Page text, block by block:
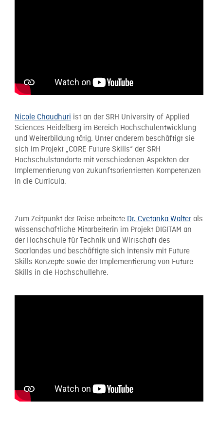
Nicole Chaudhuri ist an der SRH University of Applied
Sciences Heidelberg im Bereich Hochschulentwicklung
und Weiterbildung tätig. Unter anderem beschäftigt sie
sich im Projekt „CORE Future Skills“ der SRH
Hochschulstandorte mit verschiedenen Aspekten der
Implementierung von zukunftsorientierten Kompetenzen
in die Curricula.
Zum Zeitpunkt der Reise arbeitete Dr. Cvetanka Walter als
wissenschaftliche Mitarbeiterin im Projekt DIGITAM an
der Hochschule für Technik und Wirtschaft des
Saarlandes und beschäftigte sich intensiv mit Future
Skills Konzepte sowie der Implementierung von Future
Skills in die Hochschullehre.